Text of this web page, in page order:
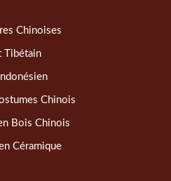
Chinoises
Tibétain
Chinois
Bois Chinois
Céramique